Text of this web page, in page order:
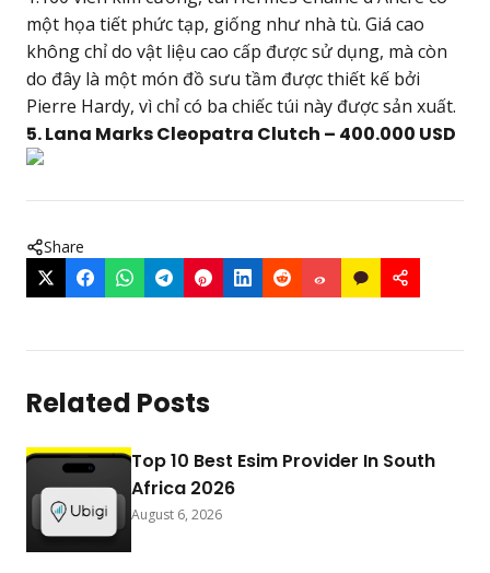
một họa tiết phức tạp, giống như nhà tù. Giá cao
không chỉ do vật liệu cao cấp được sử dụng, mà còn
do đây là một món đồ sưu tầm được thiết kế bởi
Pierre Hardy, vì chỉ có ba chiếc túi này được sản xuất.
5. Lana Marks Cleopatra Clutch – 400.000 USD
Share
Related Posts
Top 10 Best Esim Provider In South
Africa 2026
August 6, 2026